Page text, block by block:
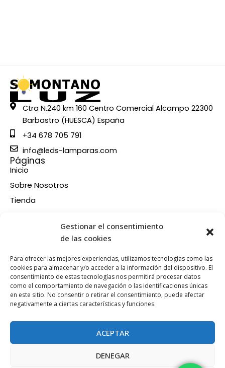
Gestionar el consentimiento
de las cookies
Para ofrecer las mejores experiencias, utilizamos tecnologías como las
cookies para almacenar y/o acceder a la información del dispositivo. El
consentimiento de estas tecnologías nos permitirá procesar datos
como el comportamiento de navegación o las identificaciones únicas
en este sitio. No consentir o retirar el consentimiento, puede afectar
negativamente a ciertas características y funciones.
ACEPTAR
DENEGAR
Ctra N.240 km 160 Centro Comercial Alcampo 22300
Barbastro (HUESCA) España
+34 678 705 791
info@leds-lamparas.com
Páginas
Inicio
Sobre Nosotros
Tienda
Información
Condiciones de compra
Política de devoluciones y reembolsos
Política de cookies
Síganos en nuestras RRSS
a - i n
Esta web está financiada por la Unión Europea - Next